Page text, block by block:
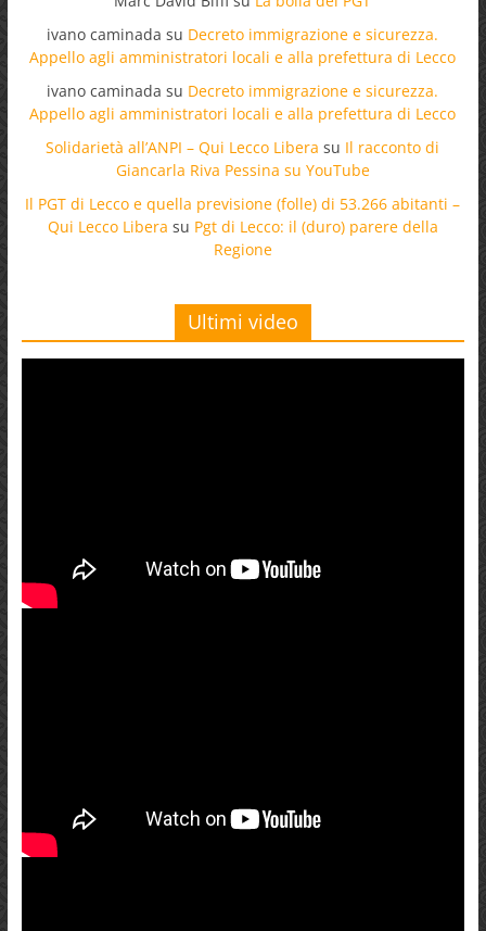
ivano caminada su Decreto immigrazione e sicurezza.
Appello agli amministratori locali e alla prefettura di Lecco
ivano caminada su Decreto immigrazione e sicurezza.
Appello agli amministratori locali e alla prefettura di Lecco
Solidarietà all’ANPI – Qui Lecco Libera su Il racconto di
Giancarla Riva Pessina su YouTube
Il PGT di Lecco e quella previsione (folle) di 53.266 abitanti –
Qui Lecco Libera su Pgt di Lecco: il (duro) parere della
Regione
Ultimi video